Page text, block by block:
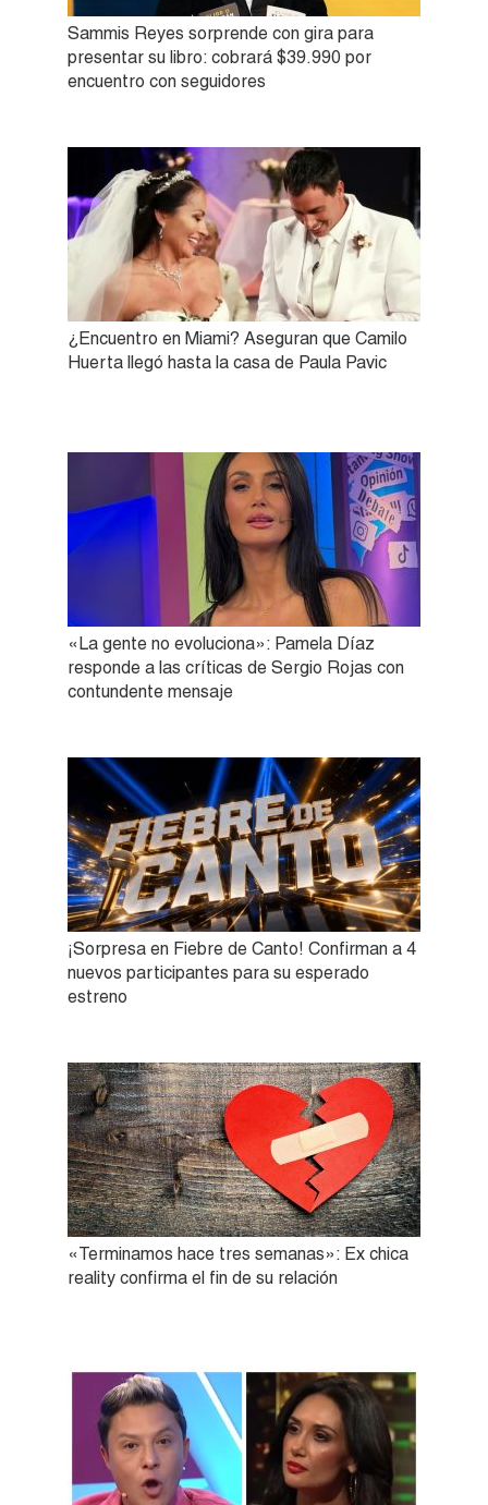
Sammis Reyes sorprende con gira para
presentar su libro: cobrará $39.990 por
encuentro con seguidores
¿Encuentro en Miami? Aseguran que Camilo
Huerta llegó hasta la casa de Paula Pavic
«La gente no evoluciona»: Pamela Díaz
responde a las críticas de Sergio Rojas con
contundente mensaje
¡Sorpresa en Fiebre de Canto! Confirman a 4
nuevos participantes para su esperado
estreno
«Terminamos hace tres semanas»: Ex chica
reality confirma el fin de su relación